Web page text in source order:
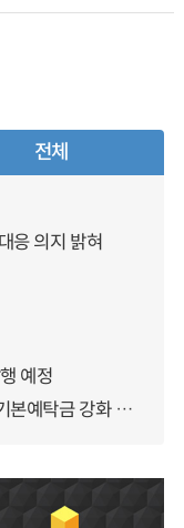
전체
응 의지 밝혀
예정
단일종목 레버리지 상품(ETF·ETN) 기본예탁금 강화 조기시행 방안 안내